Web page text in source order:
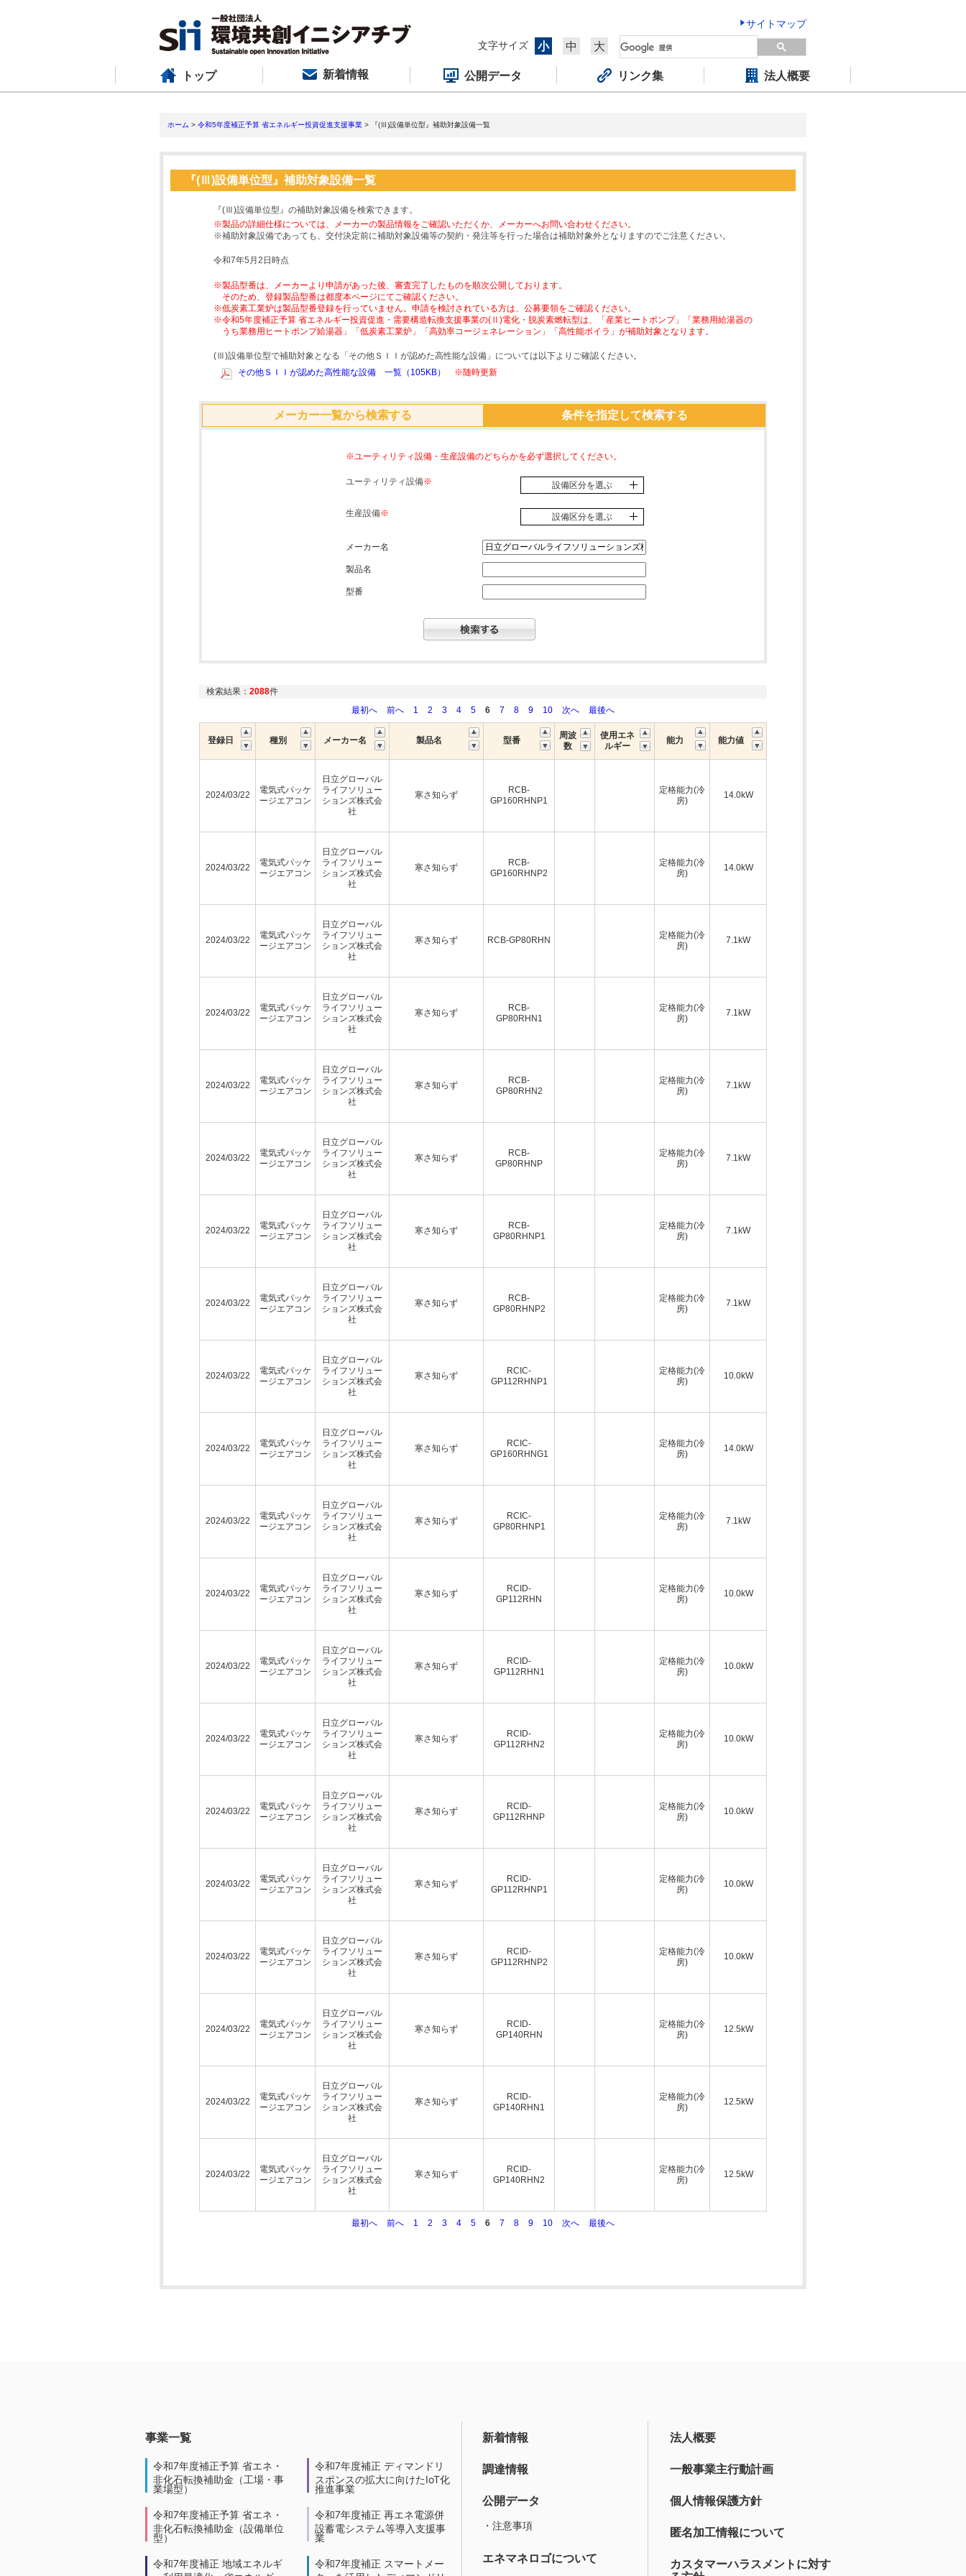
サイトマップ
文字サイズ
小 中 大
トップ 新着情報 公開データ リンク集 法人概要
ホーム > 令和5年度補正予算 省エネルギー投資促進支援事業 > 『(Ⅲ)設備単位型』補助対象設備一覧
『(Ⅲ)設備単位型』補助対象設備一覧
『(Ⅲ)設備単位型』の補助対象設備を検索できます。
※製品の詳細仕様については、メーカーの製品情報をご確認いただくか、メーカーへお問い合わせください。
※補助対象設備であっても、交付決定前に補助対象設備等の契約・発注等を行った場合は補助対象外となりますのでご注意ください。
令和7年5月2日時点
※製品型番は、メーカーより申請があった後、審査完了したものを順次公開しております。
そのため、登録製品型番は都度本ページにてご確認ください。
※低炭素工業炉は製品型番登録を行っていません。申請を検討されている方は、公募要領をご確認ください。
※令和5年度補正予算 省エネルギー投資促進・需要構造転換支援事業の(Ⅱ)電化・脱炭素燃転型は、「産業ヒートポンプ」「業務用給湯器の
うち業務用ヒートポンプ給湯器」「低炭素工業炉」「高効率コージェネレーション」「高性能ボイラ」が補助対象となります。
(Ⅲ)設備単位型で補助対象となる「その他ＳＩＩが認めた高性能な設備」については以下よりご確認ください。
その他ＳＩＩが認めた高性能な設備 一覧（105KB）
※随時更新
メーカー一覧から検索する 条件を指定して検索する
※ユーティリティ設備・生産設備のどちらかを必ず選択してください。
ユーティリティ設備※ 設備区分を選ぶ
生産設備※ 設備区分を選ぶ
メーカー名
製品名
型番
検索結果： 2088件
最初へ
前へ 1 2 3 4 5 6 7 8 9 10 次へ 最後へ
登録日 種別 メーカー名 製品名 型番
周波
数
使用エネ
ルギー
能力 能力値
2024/03/22
電気式パッケ
ージエアコン
日立グローバル
ライフソリュー
ションズ株式会
社
寒さ知らず
RCB-
GP160RHNP1
定格能力(冷
房)
14.0kW
2024/03/22
電気式パッケ
ージエアコン
日立グローバル
ライフソリュー
ションズ株式会
社
寒さ知らず
RCB-
GP160RHNP2
定格能力(冷
房)
14.0kW
2024/03/22
電気式パッケ
ージエアコン
日立グローバル
ライフソリュー
ションズ株式会
社
寒さ知らず RCB-GP80RHN
定格能力(冷
房)
7.1kW
2024/03/22
電気式パッケ
ージエアコン
日立グローバル
ライフソリュー
ションズ株式会
社
寒さ知らず
RCB-
GP80RHN1
定格能力(冷
房)
7.1kW
2024/03/22
電気式パッケ
ージエアコン
日立グローバル
ライフソリュー
ションズ株式会
社
寒さ知らず
RCB-
GP80RHN2
定格能力(冷
房)
7.1kW
2024/03/22
電気式パッケ
ージエアコン
日立グローバル
ライフソリュー
ションズ株式会
社
寒さ知らず
RCB-
GP80RHNP
定格能力(冷
房)
7.1kW
2024/03/22
電気式パッケ
ージエアコン
日立グローバル
ライフソリュー
ションズ株式会
社
寒さ知らず
RCB-
GP80RHNP1
定格能力(冷
房)
7.1kW
2024/03/22
電気式パッケ
ージエアコン
日立グローバル
ライフソリュー
ションズ株式会
社
寒さ知らず
RCB-
GP80RHNP2
定格能力(冷
房)
7.1kW
2024/03/22
電気式パッケ
ージエアコン
日立グローバル
ライフソリュー
ションズ株式会
社
寒さ知らず
RCIC-
GP112RHNP1
定格能力(冷
房)
10.0kW
2024/03/22
電気式パッケ
ージエアコン
日立グローバル
ライフソリュー
ションズ株式会
社
寒さ知らず
RCIC-
GP160RHNG1
定格能力(冷
房)
14.0kW
2024/03/22
電気式パッケ
ージエアコン
日立グローバル
ライフソリュー
ションズ株式会
社
寒さ知らず
RCIC-
GP80RHNP1
定格能力(冷
房)
7.1kW
2024/03/22
電気式パッケ
ージエアコン
日立グローバル
ライフソリュー
ションズ株式会
社
寒さ知らず
RCID-
GP112RHN
定格能力(冷
房)
10.0kW
2024/03/22
電気式パッケ
ージエアコン
日立グローバル
ライフソリュー
ションズ株式会
社
寒さ知らず
RCID-
GP112RHN1
定格能力(冷
房)
10.0kW
2024/03/22
電気式パッケ
ージエアコン
日立グローバル
ライフソリュー
ションズ株式会
社
寒さ知らず
RCID-
GP112RHN2
定格能力(冷
房)
10.0kW
2024/03/22
電気式パッケ
ージエアコン
日立グローバル
ライフソリュー
ションズ株式会
社
寒さ知らず
RCID-
GP112RHNP
定格能力(冷
房)
10.0kW
2024/03/22
電気式パッケ
ージエアコン
日立グローバル
ライフソリュー
ションズ株式会
社
寒さ知らず
RCID-
GP112RHNP1
定格能力(冷
房)
10.0kW
2024/03/22
電気式パッケ
ージエアコン
日立グローバル
ライフソリュー
ションズ株式会
社
寒さ知らず
RCID-
GP112RHNP2
定格能力(冷
房)
10.0kW
2024/03/22
電気式パッケ
ージエアコン
日立グローバル
ライフソリュー
ションズ株式会
社
寒さ知らず
RCID-
GP140RHN
定格能力(冷
房)
12.5kW
2024/03/22
電気式パッケ
ージエアコン
日立グローバル
ライフソリュー
ションズ株式会
社
寒さ知らず
RCID-
GP140RHN1
定格能力(冷
房)
12.5kW
2024/03/22
電気式パッケ
ージエアコン
日立グローバル
ライフソリュー
ションズ株式会
社
寒さ知らず
RCID-
GP140RHN2
定格能力(冷
房)
12.5kW
最初へ 前へ 1 2 3 4 5 6 7 8 9 10 次へ 最後へ
事業一覧
令和7年度補正予算 省エネ・
非化石転換補助金（工場・事
業場型）
令和7年度補正予算 省エネ・
非化石転換補助金（設備単位
型）
令和7年度補正 地域エネルギ
令和7年度補正 ディマンドリ
スポンスの拡大に向けたIoT化
推進事業
令和7年度補正 再エネ電源併
設蓄電システム等導入支援事
業
令和7年度補正 スマートメー
新着情報
調達情報
公開データ
・注意事項
エネマネロゴについて
法人概要
一般事業主行動計画
個人情報保護方針
匿名加工情報について
カスタマーハラスメントに対す